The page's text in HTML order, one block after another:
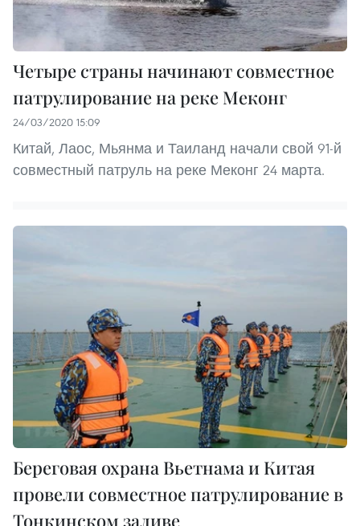
Четыре страны начинают совместное
патрулирование на реке Меконг
24/03/2020 15:09
Китай, Лаос, Мьянма и Таиланд начали свой 91-й
совместный патруль на реке Меконг 24 марта.
Береговая охрана Вьетнама и Китая
провели совместное патрулирование в
Тонкинском заливе